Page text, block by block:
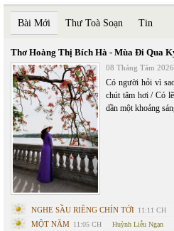
Bài Mới Thư Toà Soạn Tin
Thơ Hoàng Thị Bích Hà - Mùa Đi Qua
08 Tháng Tám 2026
Có người hỏi vì
chút tăm hơi / Có
dần một khoảng
NGHE SẦU RIÊNG CHÍN TỚI 11:11 CH
MỘT NĂM 11:05 CH Huỳnh Liễu Ngạn